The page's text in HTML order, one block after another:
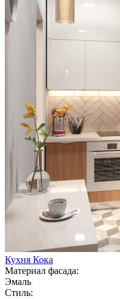
Кухня Кока
Материал фасада:
Эмаль
Стиль: